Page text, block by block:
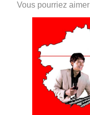
Vous pourriez aimer